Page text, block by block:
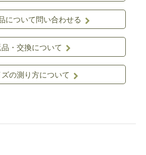
について問い合わせる
品・交換について
の測り方について